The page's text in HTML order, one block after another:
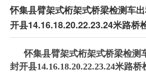
怀集县臂架式桁架式桥梁检测车
开县14.16.18.20.22.23.24米路桥
怀集县臂架式桁架式桥梁检测
封开县14.16.18.20.22.23.24米路